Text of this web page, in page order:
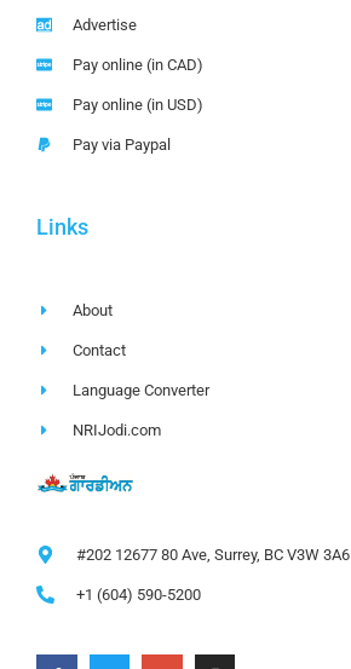
Advertise
Pay online (in CAD)
Pay online (in USD)
Pay via Paypal
Links
About
Contact
Language Converter
NRIJodi.com
#202 12677 80 Ave, Surrey, BC V3W 3A6
+1 (604) 590-5200